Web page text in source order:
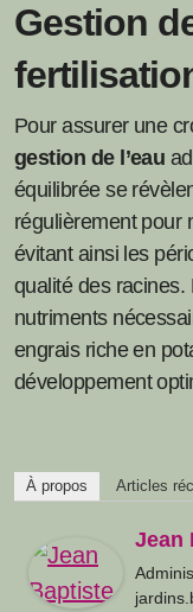
Gestion
Pour assurer une
gestion de l’eau
équilibrée se
régulièrement pour
évitant ainsi les
qualité des racines.
nutriments
engrais riche en
développement
À propos Articles
Jean